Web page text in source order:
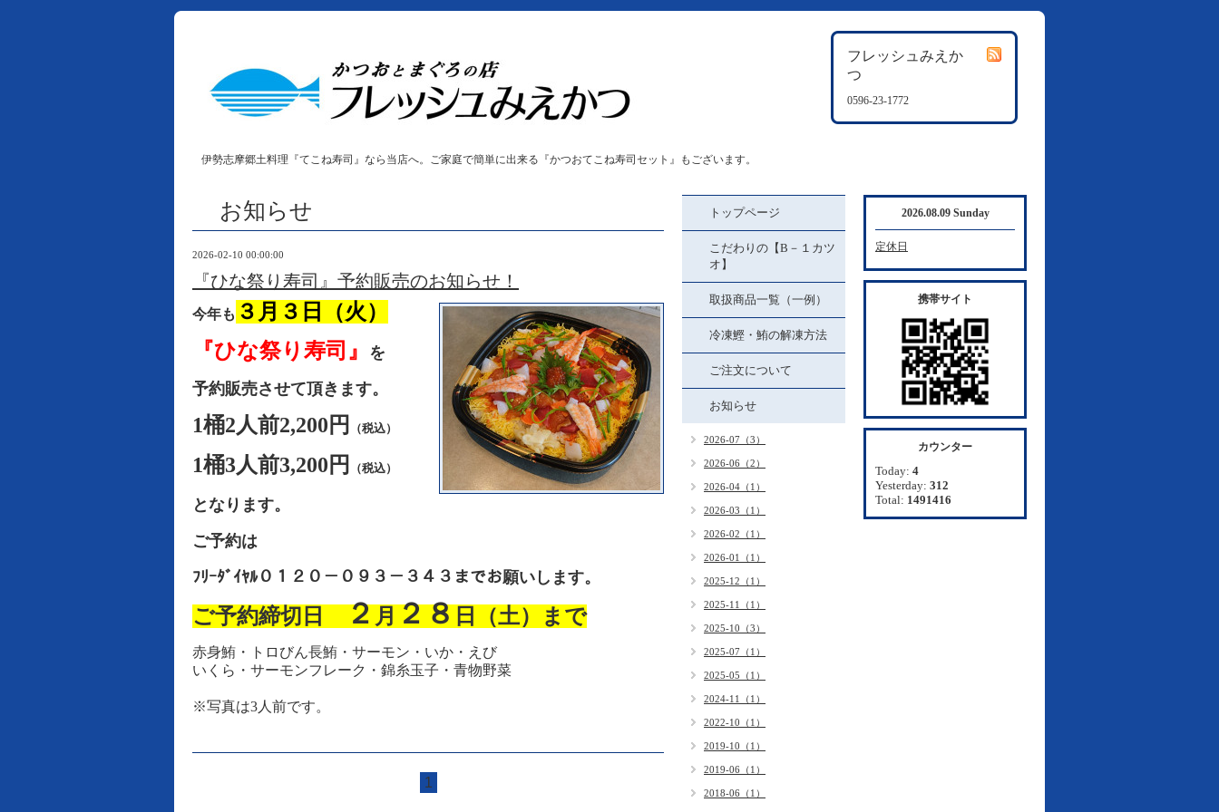
フレッシュみえか
つ
0596-23-1772
伊勢志摩郷土料理『てこね寿司』なら当店へ。ご家庭で簡単に出来る『かつおてこね寿司セット』もございます。
お知らせ
2026-02-10 00:00:00
『ひな祭り寿司』予約販売のお知らせ！
今年も ３月３日（火）
『ひな祭り寿司』
を
予約販売させて頂きます。
1桶2人前2,200円 （税込）
1桶3人前3,200円 （税込）
となります。
ご予約は
ﾌﾘｰﾀﾞｲﾔﾙ０１２０－０９３－３４３までお願いします。
ご予約締切日 ２月 ２８ 日（土）まで
赤身鮪・トロびん長鮪・サーモン・いか・えび
いくら・サーモンフレーク・ 錦糸玉子・ 青物野菜
※写真は3人前です。
1
トップページ
こだわりの【B－１カツ
オ】
取扱商品一覧（一例）
冷凍鰹・鮪の解凍方法
ご注文について
お知らせ
2026-07（3）
2026-06（2）
2026-04（1）
2026-03（1）
2026-02（1）
2026-01（1）
2025-12（1）
2025-11（1）
2025-10（3）
2025-07（1）
2025-05（1）
2024-11（1）
2022-10（1）
2019-10（1）
2019-06（1）
2018-06（1）
2026.08.09 Sunday
定休日
携帯サイト
カウンター
Today: 4
Yesterday: 312
Total: 1491416